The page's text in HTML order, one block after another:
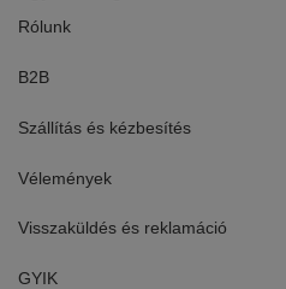
Rólunk
B2B
Szállítás és kézbesítés
Vélemények
Visszaküldés és reklamáció
GYIK